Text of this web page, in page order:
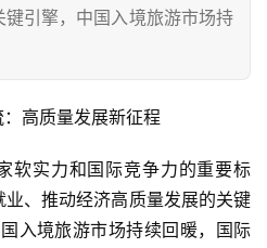
引擎，中国入境旅游市场持
高质量发展新征程
软实力和国际竞争力的重要标
、推动经济高质量发展的关键
入境旅游市场持续回暖，国际